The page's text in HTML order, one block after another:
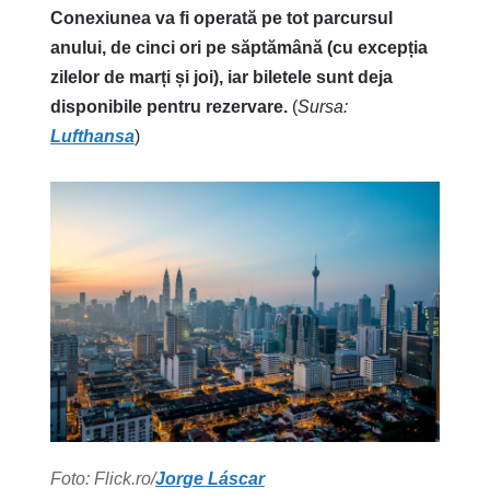
Conexiunea va fi operată pe tot parcursul
anului, de cinci ori pe săptămână (cu excepția
zilelor de marți și joi), iar biletele sunt deja
disponibile pentru rezervare.(Sursa:
Lufthansa)
Foto: Flick.ro/Jorge Láscar